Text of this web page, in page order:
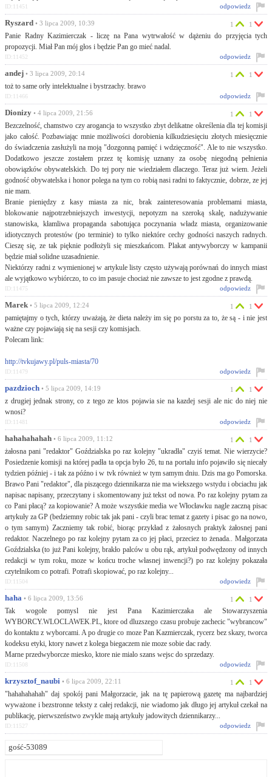
odpowiedz
ID:11451
Ryszard • 3 lipca 2009, 10:39
Panie Radny Kazimierczak - liczę na Pana wytrwałość w dążeniu do przyjęcia tych
propozycji. Miał Pan mój głos i będzie Pan go mieć nadal.
1 1
odpowiedz
ID:11452
andej • 3 lipca 2009, 20:14
toż to same orły intelektualne i bystrzachy. brawo
1 1
odpowiedz
ID:11466
Dionizy • 4 lipca 2009, 21:56
Bezczelność, chamstwo czy arogancja to wszystko zbyt delikatne określenia dla tej komisji
jako całość. Pozbawiając mnie możliwości dorobienia kilkudziesięciu złotych miesięcznie
do świadczenia zasłużyli na moją "dozgonną pamięć i wdzięczność". Ale to nie wszystko.
Dodatkowo jeszcze zostałem przez tę komisję uznany za osobę niegodną pełnienia
obowiązków obywatelskich. Do tej pory nie wiedziałem dlaczego. Teraz już wiem. Jeżeli
godność obywatelska i honor polega na tym co robią nasi radni to faktycznie, dobrze, ze jej
nie mam.
Branie pieniędzy z kasy miasta za nic, brak zainteresowania problemami miasta,
blokowanie najpotrzebniejszych inwestycji, nepotyzm na szeroką skalę, nadużywanie
stanowiska, kłamliwa propaganda sabotująca poczynania władz miasta, organizowanie
idiotycznych protestów (po terminie) to tylko niektóre cechy godności naszych radnych.
Cieszę się, ze tak pięknie podłożyli się mieszkańcom. Plakat antywyborczy w kampanii
będzie miał solidne uzasadnienie.
Niektórzy radni z wymienionej w artykule listy często używają porównań do innych miast
ale wyjątkowo wybiórczo, to co im pasuje chociaż nie zawsze to jest zgodne z prawdą.
1 1
odpowiedz
ID:11475
Marek • 5 lipca 2009, 12:24
pamiętajmy o tych, którzy uważają, że dieta należy im się po porstu za to, że są - i nie jest
ważne czy pojawiają się na sesji czy komisjach.
Polecam link:
http://tvkujawy.pl/puls-miasta/70
1 1
odpowiedz
ID:11479
pazdzioch • 5 lipca 2009, 14:19
z drugiej jednak strony, co z tego ze ktos pojawia sie na kazdej sesji ale nic do niej nie
wnosi?
1 1
odpowiedz
ID:11481
hahahahahah • 6 lipca 2009, 11:12
żałosna pani "redaktor" Goździalska po raz kolejny "ukradła" czyiś temat. Nie wierzycie?
Posiedzenie komisji na której padła ta opcja było 26, tu na portalu info pojawiło się niecały
tydzien później - i tak za późno i w tvk również w tym samym dniu. Dzis ma go Pomorska.
Brawo Pani "redaktor", dla piszącego dziennikarza nie ma wiekszego wstydu i obciachu jak
napisac napisany, przeczytany i skomentowany już tekst od nowa. Po raz kolejny pytam za
co Pani płacą? za kopiowanie? A może wszystkie media we Włocławku nagle zaczną pisac
artykuły za GP (bedziemny robic tak jak pani - czyli brac temat z gazety i pisac go na nowo,
o tym samym) Zaczniemy tak robić, biorąc przykład z żałosnych praktyk żałosnej pani
redaktor. Naczelnego po raz kolejny pytam za co jej płaci, przeciez to żenada.. Małgorzata
Goździalska (to już Pani kolejny, brakło palców u obu rąk, artykuł podwędzony od innych
redakcji w tym roku, moze w końcu troche własnej inwencji?) po raz kolejny pokazała
czytelnikom co potrafi. Potrafi skopiować, po raz kolejny...
1 1
odpowiedz
ID:11504
haha • 6 lipca 2009, 13:56
Tak wogole pomysl nie jest Pana Kazimierczaka ale Stowarzyszenia
WYBORCY.WLOCLAWEK.PL, ktore od dluzszego czasu probuje zachecic "wybrancow"
do kontaktu z wyborcami. A po drugie co moze Pan Kazmierczak, rycerz bez skazy, tworca
kodeksu etyki, ktory nawet z kolega biegaczem nie moze sobie dac rady.
Marne przedwyborcze miesko, ktore nie mialo szans wejsc do sprzedazy.
1 1
odpowiedz
ID:11508
krzysztof_naubi • 6 lipca 2009, 22:11
"hahahahahah" daj spokój pani Małgorzacie, jak na tę papierową gazetę ma najbardziej
wyważone i bezstronne teksty z całej redakcji, nie wiadomo jak długo jej artykuł czekał na
publikację, pierwszeństwo zwykle mają artykuły jadowitych dziennikarzy...
1 1
odpowiedz
ID:11527